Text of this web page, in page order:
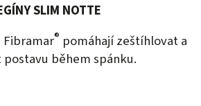
SLIM NOTTE
Fibramar® pomáhají zeštíhlovat a
během spánku.